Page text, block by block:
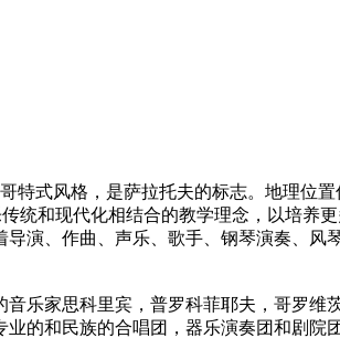
式风格，是萨拉托夫的标志。地理位置
统和现代化相结合的教学理念，以培养
演、作曲、声乐、歌手、钢琴演奏、风
乐家思科里宾，普罗科菲耶夫，哥罗维
的和民族的合唱团，器乐演奏团和剧院